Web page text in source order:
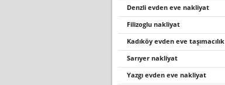
denzli evden eve nakliyat
filizoglu nakliyat
kadıköy evden eve taşımacılık
sarıyer nakliyat
yazgi evden eve nakli̇yat